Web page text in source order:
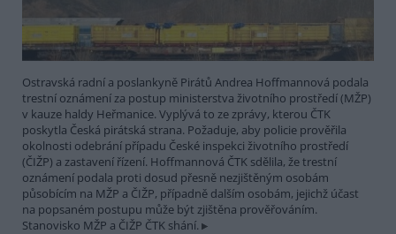
Ostravská radní a poslankyně Pirátů Andrea Hoffmannová podala
trestní oznámení za postup ministerstva životního prostředí (MŽP)
v kauze haldy Heřmanice. Vyplývá to ze zprávy, kterou ČTK
poskytla Česká pirátská strana. Požaduje, aby policie prověřila
okolnosti odebrání případu České inspekci životního prostředí
(ČIŽP) a zastavení řízení. Hoffmannová ČTK sdělila, že trestní
oznámení podala proti dosud přesně nezjištěným osobám
působícím na MŽP a ČIŽP, případně dalším osobám, jejichž účast
na popsaném postupu může být zjištěna prověřováním.
Stanovisko MŽP a ČIŽP ČTK shání.